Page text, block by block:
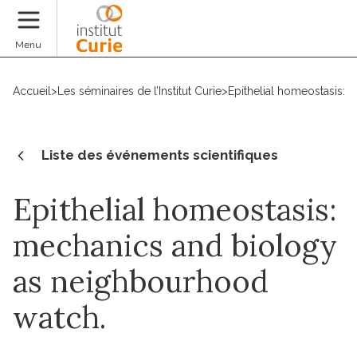
Menu
Accueil > Les séminaires de l’Institut Curie>Epithelial homeostasis:
Liste des événements scientifiques
Epithelial homeostasis:
mechanics and biology
as neighbourhood
watch.